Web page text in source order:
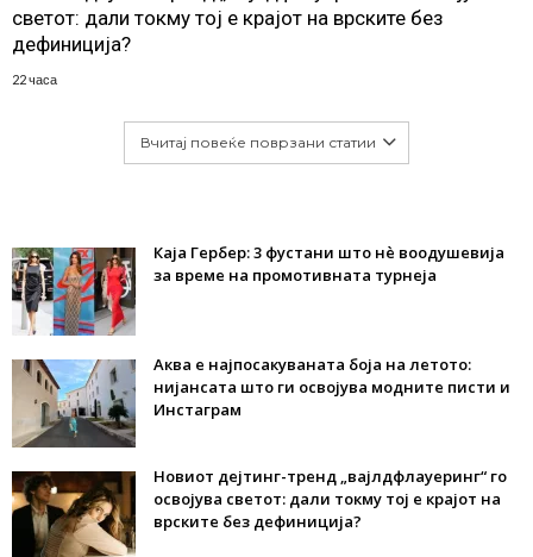
светот: дали токму тој е крајот на врските без
дефиниција?
22 часа
Вчитај повеќе поврзани статии
Каја Гербер: 3 фустани што нè воодушевија
за време на промотивната турнеја
Аква е најпосакуваната боја на летото:
нијансата што ги освојува модните писти и
Инстаграм
Новиот дејтинг-тренд „вајлдфлауеринг“ го
освојува светот: дали токму тој е крајот на
врските без дефиниција?